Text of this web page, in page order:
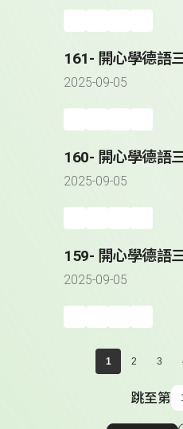
161- 開心學德語
2025-09-05
160- 開心學德語
2025-09-05
159- 開心學德語
2025-09-05
1 2 3
跳至第